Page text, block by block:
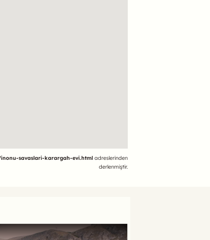
savaslari-karargah-evi.html adreslerinden
derlenmiştir.